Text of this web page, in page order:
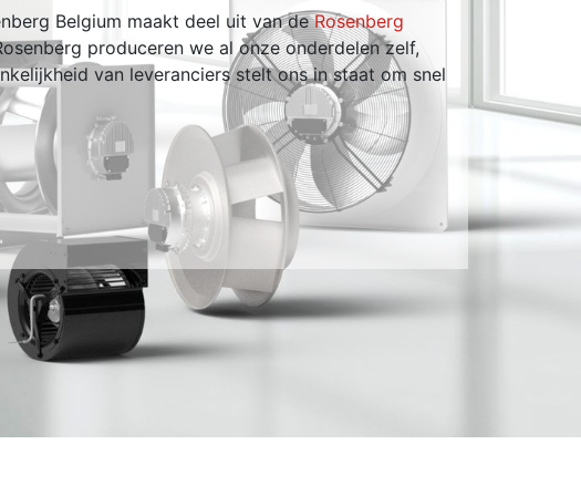
Belgium maakt deel uit van deRosenberg
produceren we al onze onderdelen zelf,
van leveranciers stelt ons in staat om snel